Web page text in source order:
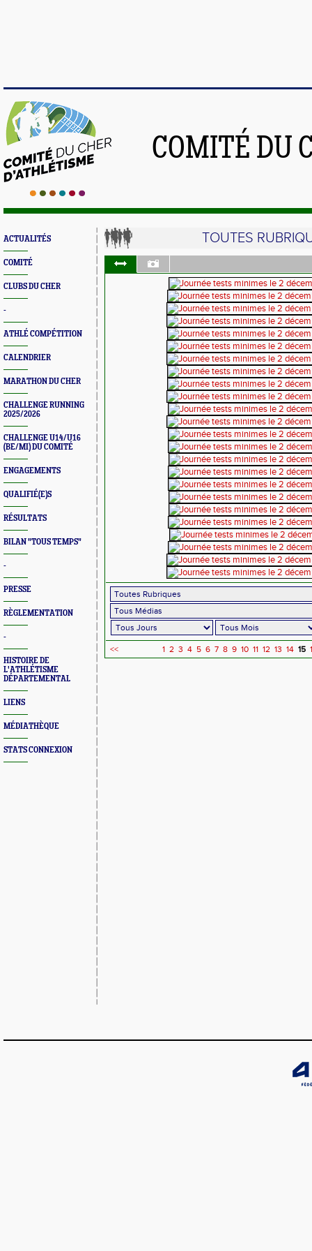
COMITÉ DU
ACTUALITÉS
COMITÉ
CLUBS DU CHER
-
ATHLÉ COMPÉTITION
CALENDRIER
MARATHON DU CHER
CHALLENGE RUNNING
2025/2026
CHALLENGE U14/U16
(BE/MI) DU COMITÉ
ENGAGEMENTS
QUALIFIÉ(E)S
RÉSULTATS
BILAN "TOUS TEMPS"
-
PRESSE
RÈGLEMENTATION
-
HISTOIRE DE
L'ATHLÉTISME
DÉPARTEMENTAL
LIENS
MÉDIATHÈQUE
STATS CONNEXION
TOUTES
<< 1 2 3 4 5 6 7 8 9 10 11 12 13 14 15